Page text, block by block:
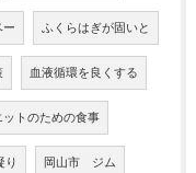
ー ふくらはぎが固いと
血液循環を良くする
ットのための食事
り 岡山市 ジム